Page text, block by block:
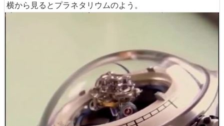
次はまるで星空のようなデザインの時計。これもJaeger-L
Hybris Artistica Duomètre Sphérotourbill
ぐるぐる回転しています。別のカラーのDuometre Sphero
20万ドル(約2500万円)ほどなので、価格は同
程度とみられます。